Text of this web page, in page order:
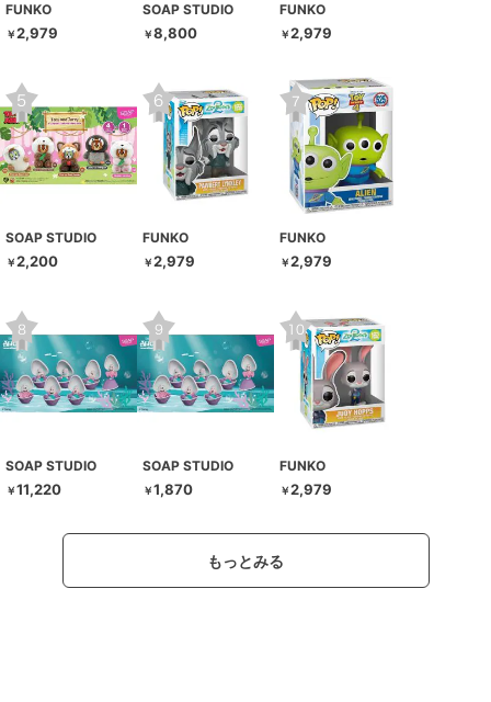
FUNKO
￥2,979
SOAP STUDIO
￥8,800
FUNKO
￥2,979
SOAP STUDIO
￥2,200
FUNKO
￥2,979
FUNKO
￥2,979
SOAP STUDIO
￥11,220
SOAP STUDIO
￥1,870
FUNKO
￥2,979
もっとみる